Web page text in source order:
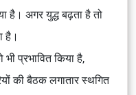
है। अगर युद्ध बढ़ता है तो
है।
प्रभावित किया है,
की बैठक लगातार स्थगित